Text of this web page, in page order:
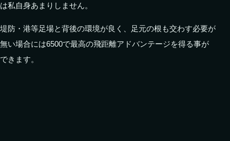
は私自身あまりしません。
堤防・港等足場と背後の環境が良く、足元の根も交わす必要が
無い場合には6500で最高の飛距離アドバンテージを得る事が
できます。